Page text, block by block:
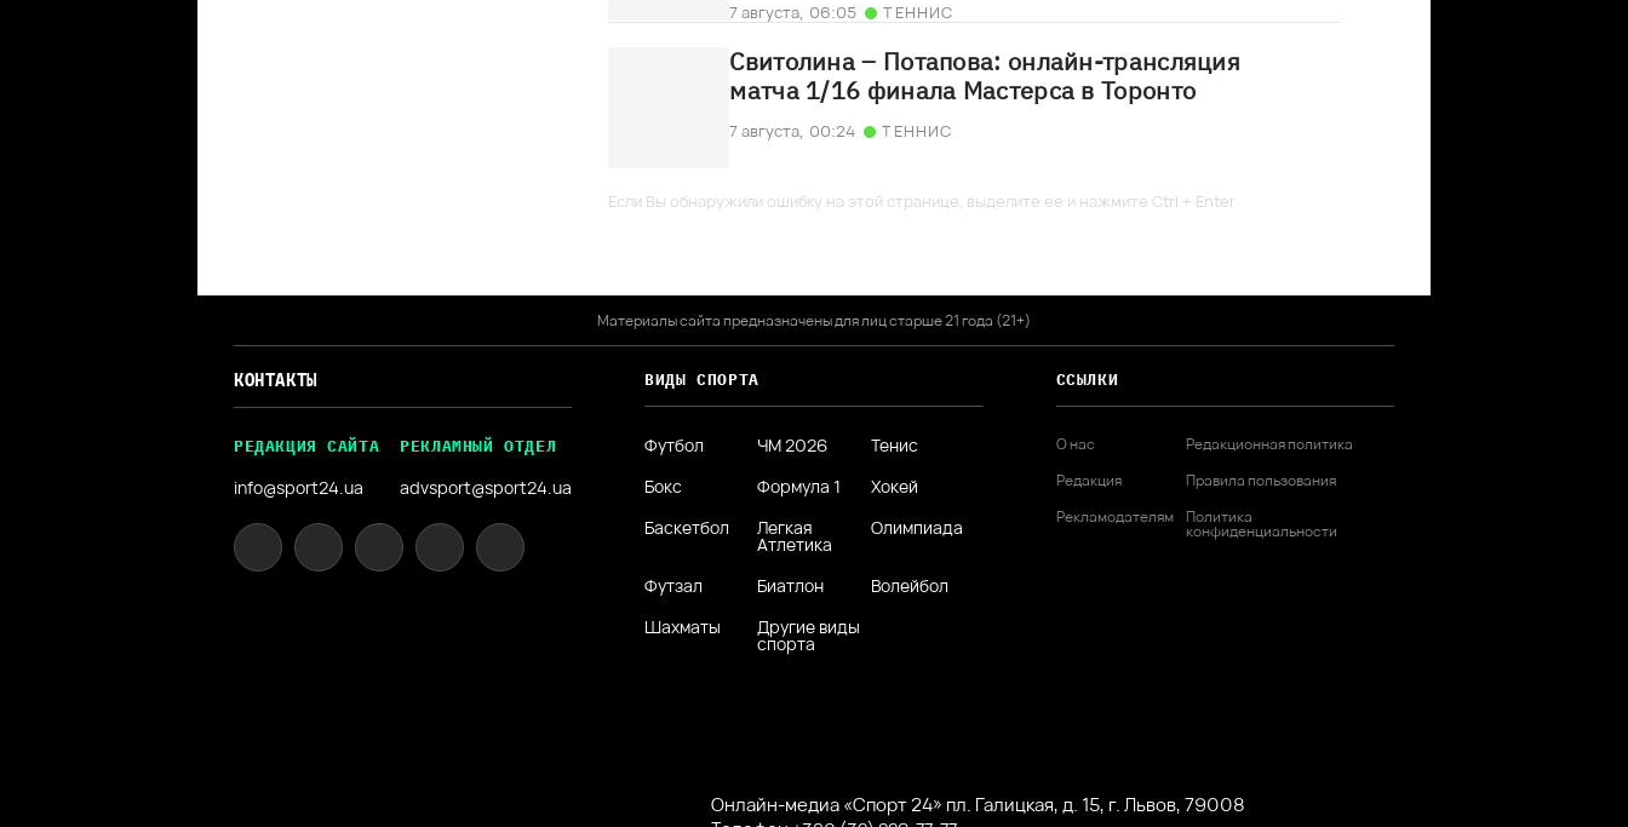
7 августа, 06:05 ТЕННИС
Свитолина – Потапова: онлайн-трансляция
матча 1/16 финала Мастерса в Торонто
7 августа, 00:24 ТЕННИС
Если Вы обнаружили ошибку на этой странице, выделите ее и нажмите Ctrl + Enter
Материалы сайта предназначены для лиц старше 21 года (21+)
КОНТАКТЫ
РЕДАКЦИЯ САЙТА
info@sport24.ua
РЕКЛАМНЫЙ ОТДЕЛ
advsport@sport24.ua
ВИДЫ СПОРТА
Футбол ЧМ 2026
Тенис
Бокс
Формула 1
Хокей
Баскетбол
Легкая
Атлетика
Олимпиада
Футзал Биатлон
Волейбол
Шахматы
Другие виды
спорта
ССЫЛКИ
О нас
Редакция
Рекламодателям
Редакционная политика
Правила пользования
Политика
конфиденциальности
Онлайн-медиа «Спорт 24» пл. Галицкая, д. 15, г. Львов, 79008